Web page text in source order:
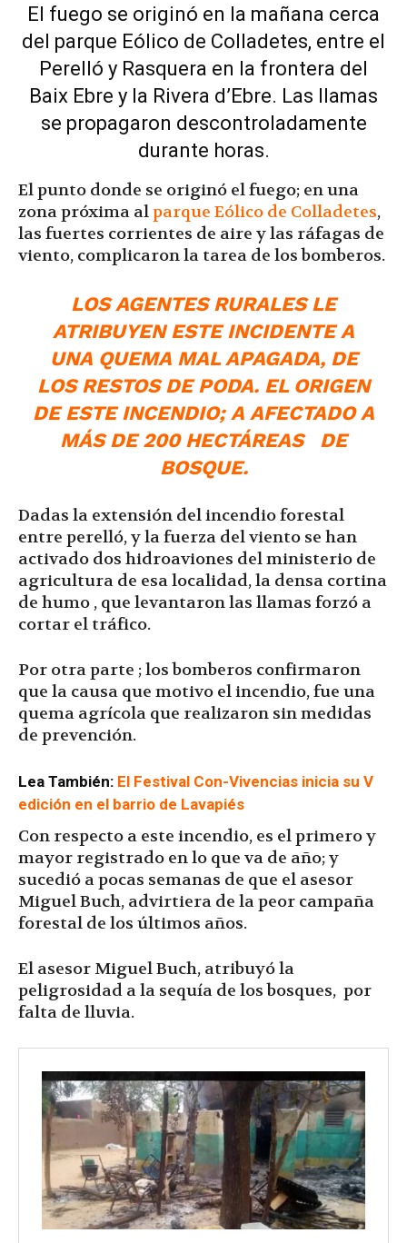
|
El fuego se originó en la mañana cerca
del parque Eólico de Colladetes, entre el
Perelló y Rasquera en la frontera del
Baix Ebre y la Rivera d’Ebre. Las llamas
se propagaron descontroladamente
durante horas.
El punto donde se originó el fuego; en una
zona próxima alparque Eólico de Colladetes,
las fuertes corrientes de aire y las ráfagas de
viento, complicaron la tarea de los bomberos.
LOS AGENTES RURALES LE
ATRIBUYEN ESTE INCIDENTE A
UNA QUEMA MAL APAGADA, DE
LOS RESTOS DE PODA. EL ORIGEN
DE ESTE INCENDIO; A AFECTADO A
MÁS DE 200 HECTÁREAS DE
BOSQUE.
Dadas la extensión del incendio forestal
entre perelló, y la fuerza del viento se han
activado dos hidroaviones del ministerio de
agricultura de esa localidad, la densa cortina
de humo , que levantaron las llamas forzó a
cortar el tráfico.
Por otra parte ; los bomberos confirmaron
que la causa que motivo el incendio, fue una
quema agrícola que realizaron sin medidas
de prevención.
Lea También: El Festival Con-Vivencias inicia su V
edición en el barrio de Lavapiés
Con respecto a este incendio, es el primero y
mayor registrado en lo que va de año; y
sucedió a pocas semanas de que el asesor
Miguel Buch, advirtiera de la peor campaña
forestal de los últimos años.
El asesor Miguel Buch, atribuyó la
peligrosidad a la sequía de los bosques, por
falta de lluvia.